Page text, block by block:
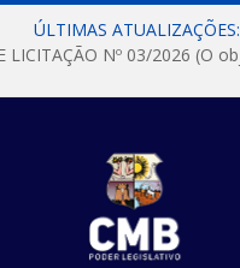
ÚLTIMAS ATUALIZAÇÕES: